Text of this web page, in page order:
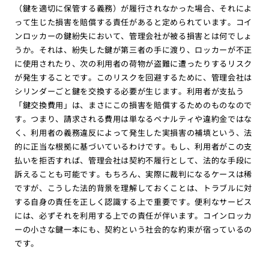
（鍵を適切に保管する義務）が履行されなかった場合、それによ
って生じた損害を賠償する責任があると定められています。コイ
ンロッカーの鍵紛失において、管理会社が被る損害とは何でしょ
うか。それは、紛失した鍵が第三者の手に渡り、ロッカーが不正
に使用されたり、次の利用者の荷物が盗難に遭ったりするリスク
が発生することです。このリスクを回避するために、管理会社は
シリンダーごと鍵を交換する必要が生じます。利用者が支払う
「鍵交換費用」は、まさにこの損害を賠償するためのものなので
す。つまり、請求される費用は単なるペナルティや違約金ではな
く、利用者の義務違反によって発生した実損害の補填という、法
的に正当な根拠に基づいているわけです。もし、利用者がこの支
払いを拒否すれば、管理会社は契約不履行として、法的な手段に
訴えることも可能です。もちろん、実際に裁判になるケースは稀
ですが、こうした法的背景を理解しておくことは、トラブルに対
する自身の責任を正しく認識する上で重要です。便利なサービス
には、必ずそれを利用する上での責任が伴います。コインロッカ
ーの小さな鍵一本にも、契約という社会的な約束が宿っているの
です。